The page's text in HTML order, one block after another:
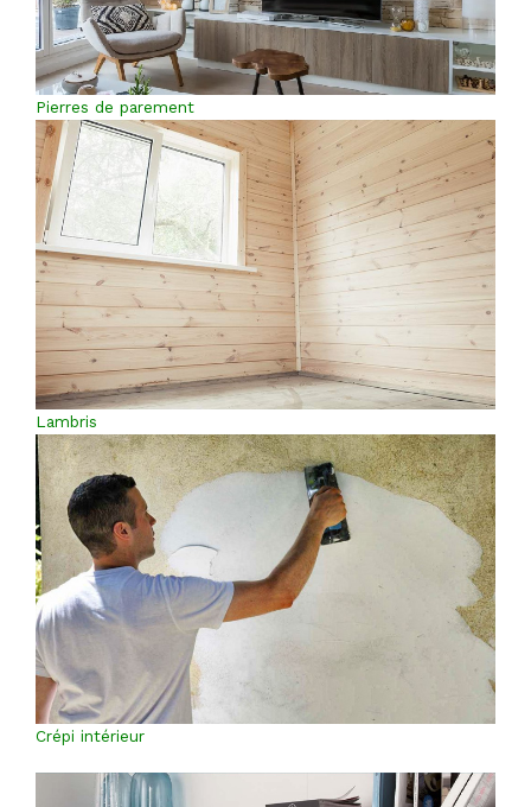
Pierres de parement
Lambris
Crépi intérieur